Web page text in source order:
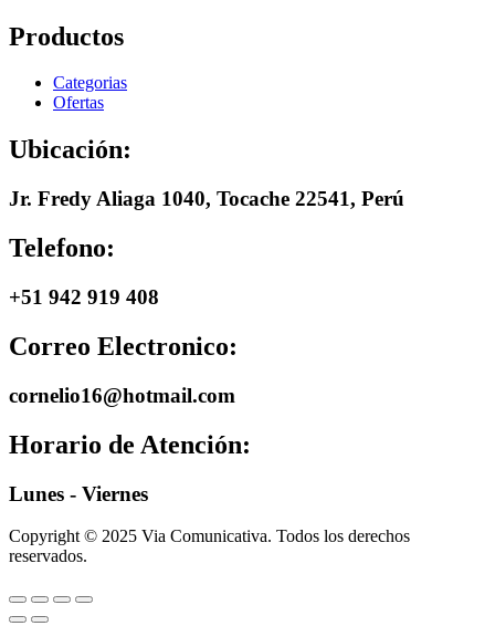
Productos
Categorias
Ofertas
Ubicación:
Jr. Fredy Aliaga 1040, Tocache 22541, Perú
Telefono:
+51 942 919 408
Correo Electronico:
cornelio16@hotmail.com
Horario de Atención:
Lunes - Viernes
Copyright © 2025 Via Comunicativa. Todos los derechos
reservados.